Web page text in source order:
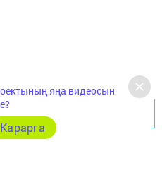
новости
яңа видеосын
Карарга